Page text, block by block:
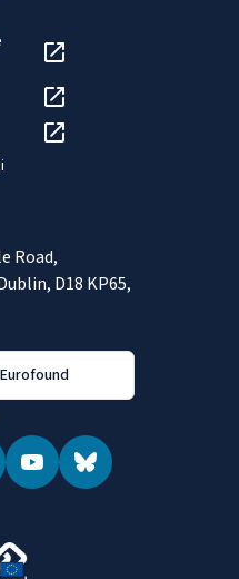
Road,
D18 KP65,